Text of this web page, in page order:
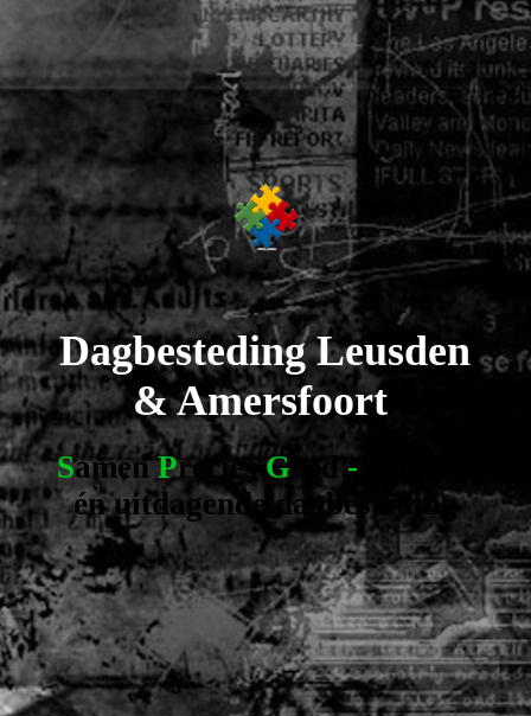
Dagbesteding Leusden
& Amersfoort
SamenPrecies Goed -
én uitdagende dagbesteding